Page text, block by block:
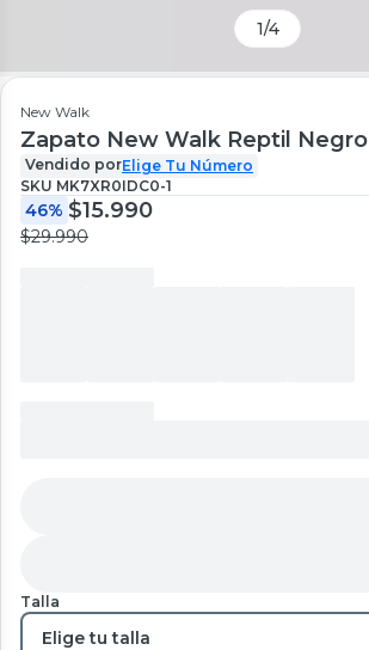
1/4
New Walk
Zapato New Walk Reptil Negro
Vendido porElige Tu Número
SKU MK7XR0IDC0-1
46% $15.990
$29.990
Talla